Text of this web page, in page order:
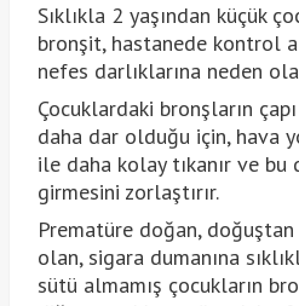
Sıklıkla 2 yaşından küçük
bronşit, hastanede kontrol
nefes darlıklarına neden
Çocuklardaki bronşların
daha dar olduğu için, hava
ile daha kolay tıkanır ve
girmesini zorlaştırır.
Prematüre doğan,
olan, sigara dumanına
sütü almamış çocukların